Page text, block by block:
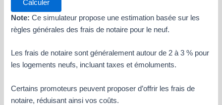
Calculer
Note: Ce simulateur propose une estimation basée sur les
règles générales des frais de notaire pour le neuf.
Les frais de notaire sont généralement autour de 2 à 3 % pour
les logements neufs, incluant taxes et émoluments.
Certains promoteurs peuvent proposer d’offrir les frais de
notaire, réduisant ainsi vos coûts.